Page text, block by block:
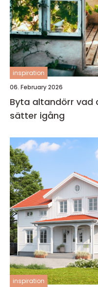
inspiration
06. February 2026
Byta altandörr vad du behöver veta innan du
sätter igång
inspiration